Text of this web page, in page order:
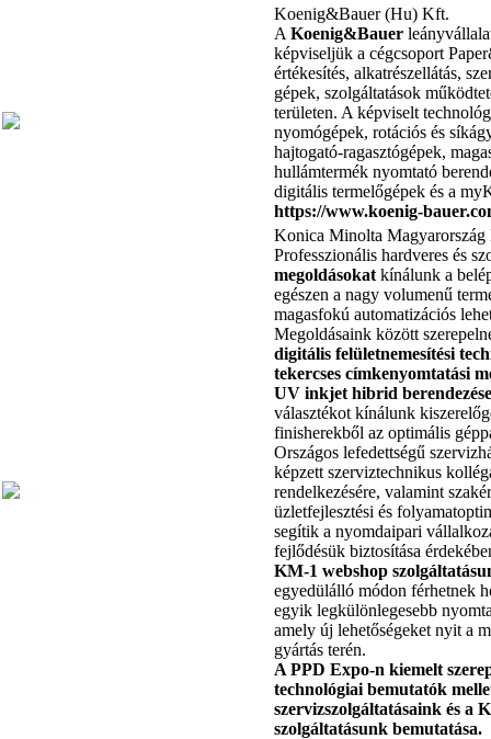
Koenig&Bauer (Hu) Kft.
AKoenig&Bauer
képviseljük a cégcsoport
értékesítés, alkatrészellátás,
gépek, szolgáltatások
területen. A képviselt
nyomógépek, rotációs és
hajtogató-ragasztógépek,
hullámtermék nyomtató
digitális termelőgépek és a
https://www.koenig-
Konica Minolta
Professzionális hardveres és
megoldásokat kínálunk a
egészen a nagy volumenű
magasfokú automatizációs
Megoldásaink között
digitális felületnemesítési
tekercses címkenyomtatási
UV inkjet hibrid
választékot kínálunk
finisherekből az optimális
Országos lefedettségű
képzett szerviztechnikus
rendelkezésére, valamint
üzletfejlesztési és
segítik a nyomdaipari
fejlődésük biztosítása
KM-1 webshop
egyedülálló módon férhetnek
egyik legkülönlegesebb
amely új lehetőségeket nyit a
gyártás terén.
A PPD Expo-n kiemelt
technológiai bemutatók
szervizszolgáltatásaink és a
szolgáltatásunk bemutatása.